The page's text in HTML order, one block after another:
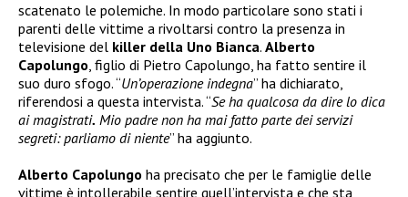
scatenato le polemiche. In modo particolare sono stati i
parenti delle vittime a rivoltarsi contro la presenza in
televisione del killer della Uno Bianca. Alberto
Capolungo , figlio di Pietro Capolungo, ha fatto sentire il
suo duro sfogo. “Un’operazione indegna” ha dichiarato,
riferendosi a questa intervista. “Se ha qualcosa da dire lo dica
ai magistrati. Mio padre non ha mai fatto parte dei servizi
segreti: parliamo di niente” ha aggiunto.
Alberto Capolungo ha precisato che per le famiglie delle
vittime è intollerabile sentire quell’intervista e che sta